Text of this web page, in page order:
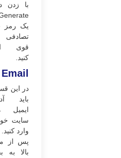
با زدن
یک رمز
قوی
کنید.
Email
در این
باید
ایمیل
سایت
وارد کنید.
پس از
بالا به